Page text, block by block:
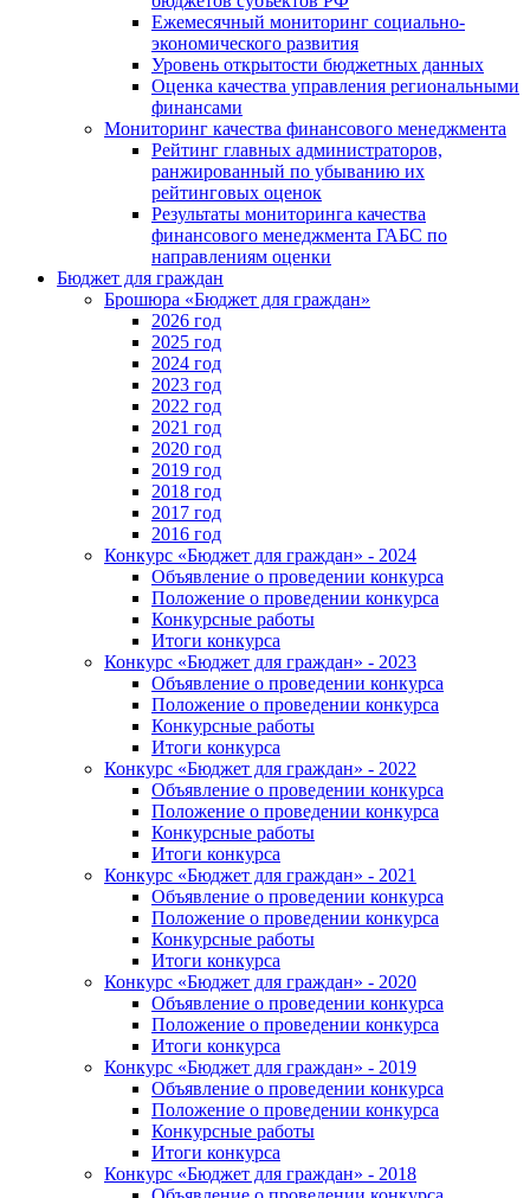
Ежемесячный мониторинг социально-
экономического развития
Уровень открытости бюджетных данных
Оценка качества управления региональными
финансами
Мониторинг качества финансового менеджмента
Рейтинг главных администраторов,
ранжированный по убыванию их
рейтинговых оценок
Результаты мониторинга качества
финансового менеджмента ГАБС по
направлениям оценки
Бюджет для граждан
Брошюра «Бюджет для граждан»
2026 год
2025 год
2024 год
2023 год
2022 год
2021 год
2020 год
2019 год
2018 год
2017 год
2016 год
Конкурс «Бюджет для граждан» - 2024
Объявление о проведении конкурса
Положение о проведении конкурса
Конкурсные работы
Итоги конкурса
Конкурс «Бюджет для граждан» - 2023
Объявление о проведении конкурса
Положение о проведении конкурса
Конкурсные работы
Итоги конкурса
Конкурс «Бюджет для граждан» - 2022
Объявление о проведении конкурса
Положение о проведении конкурса
Конкурсные работы
Итоги конкурса
Конкурс «Бюджет для граждан» - 2021
Объявление о проведении конкурса
Положение о проведении конкурса
Конкурсные работы
Итоги конкурса
Конкурс «Бюджет для граждан» - 2020
Объявление о проведении конкурса
Положение о проведении конкурса
Итоги конкурса
Конкурс «Бюджет для граждан» - 2019
Объявление о проведении конкурса
Положение о проведении конкурса
Конкурсные работы
Итоги конкурса
Конкурс «Бюджет для граждан» - 2018